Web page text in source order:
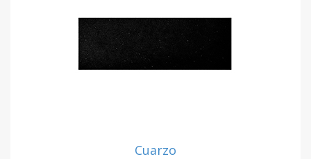
Cuarzo